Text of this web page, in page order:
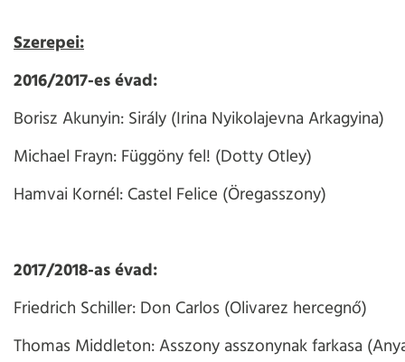
Szerepei:
2016/2017-es évad:
Borisz Akunyin: Sirály (Irina Nyikolajevna Arkagyina)
Michael Frayn: Függöny fel! (Dotty Otley)
Hamvai Kornél: Castel Felice (Öregasszony)
2017/2018-as évad:
Friedrich Schiller: Don Carlos (Olivarez hercegnő)
Thomas Middleton: Asszony asszonynak farkasa